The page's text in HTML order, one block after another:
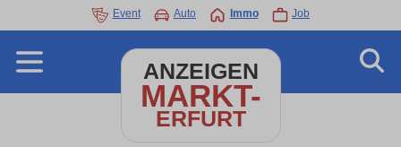
Event Auto Immo Job
ANZEIGEN
MARKT-
ERFURT